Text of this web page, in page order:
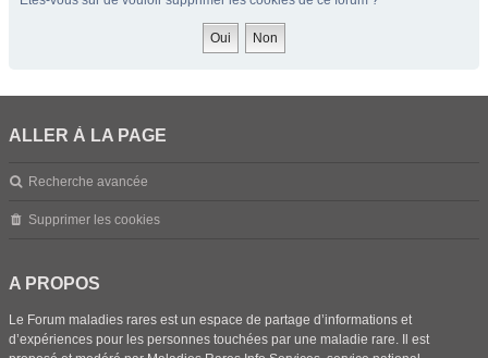
ALLER À LA PAGE
Recherche avancée
Supprimer les cookies
A PROPOS
Le Forum maladies rares est un espace de partage d’informations et
d’expériences pour les personnes touchées par une maladie rare. Il est